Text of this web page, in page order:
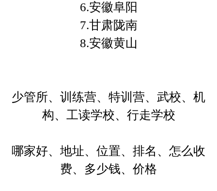
6.安徽阜阳
7.甘肃陇南
8.安徽黄山
少管所、训练营、特训营、武校、机
构、工读学校、行走学校
哪家好、地址、位置、排名、怎么收
费、多少钱、价格